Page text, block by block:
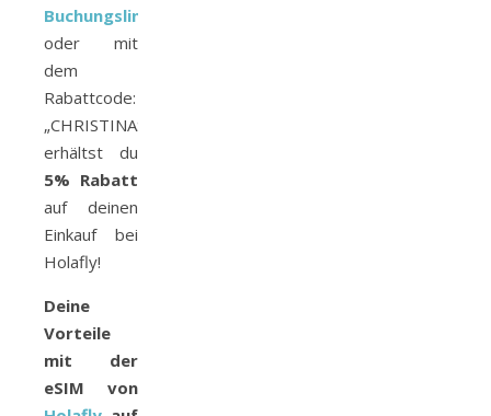
Buchungslink
oder mit
dem
Rabattcode:
„CHRISTINASTRAVELWORLD“
erhältst du
5% Rabatt
auf deinen
Einkauf bei
Holafly!
Deine
Vorteile
mit der
eSIM von